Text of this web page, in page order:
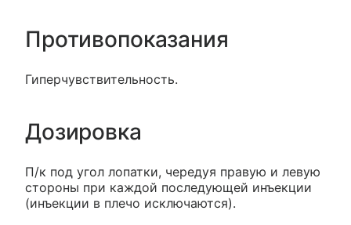
Противопоказания
Гиперчувствительность.
Дозировка
П/к под угол лопатки, чередуя правую и левую
стороны при каждой последующей инъекции
(инъекции в плечо исключаются).